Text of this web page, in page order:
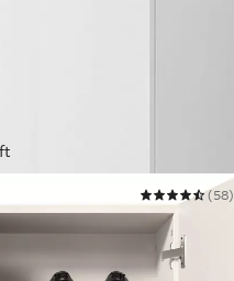
63 cm, Höhe 114 cm,
(58)